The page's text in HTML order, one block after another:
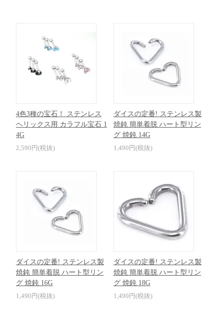
4色3種の宝石！ ステンレス
ヘリックス用 カラフル宝石 1
4G
2,590円(税抜)
ダイスの定番! ステンレス製
焼鈍 簡単着脱 ハート型リン
グ 焼鈍 14G
1,490円(税抜)
ダイスの定番! ステンレス製
焼鈍 簡単着脱 ハート型リン
グ 焼鈍 16G
1,490円(税抜)
ダイスの定番! ステンレス製
焼鈍 簡単着脱 ハート型リン
グ 焼鈍 18G
1,490円(税抜)